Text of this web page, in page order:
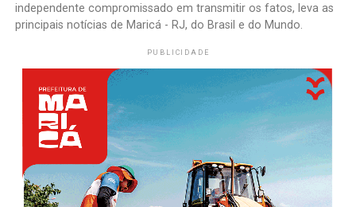
independente compromissado em transmitir os fatos, leva as
principais notícias de Maricá - RJ, do Brasil e do Mundo.
PUBLICIDADE